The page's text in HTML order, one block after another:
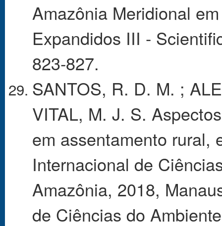
Amazônia Meridional
Expandidos III -
823-827.
SANTOS, R. D. M. ;
VITAL, M. J. S.
em assentamento rural,
Internacional de
Amazônia, 2018,
de Ciências do